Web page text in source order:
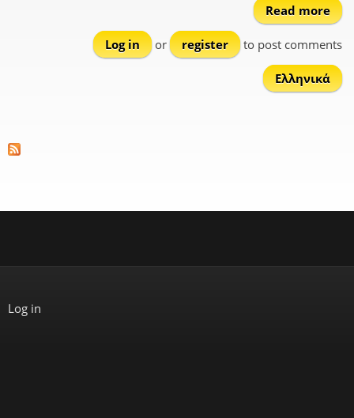
Read more
Log in
or register to post comments
Ελληνικά
Log in